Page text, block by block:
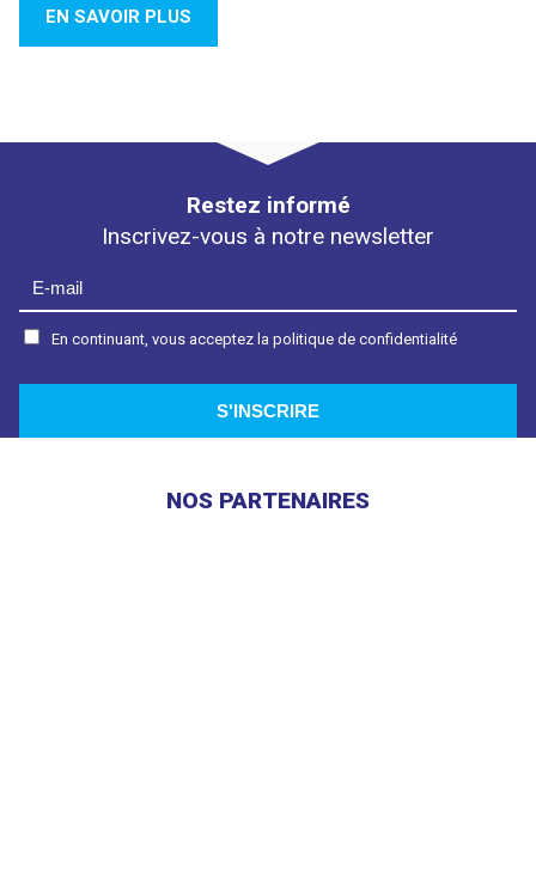
EN SAVOIR PLUS
Restez informé
Inscrivez-vous à notre newsletter
En continuant, vous acceptez la politique de confidentialité
NOS PARTENAIRES